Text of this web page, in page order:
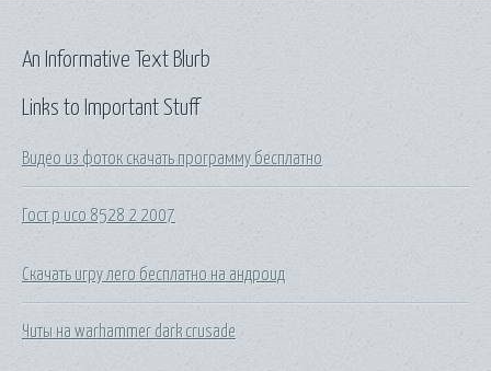
Links to Important Stuff
Видео из фоток скачать программу бесплатно
Гост р исо 8528 2 2007
Скачать игру лего бесплатно на андроид
Читы на warhammer dark crusade
An Informative Text Blurb